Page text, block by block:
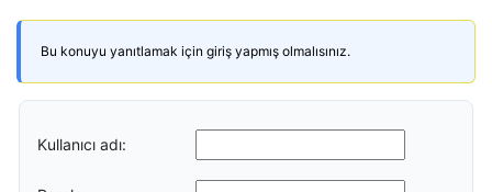
Bu konuyu yanıtlamak için giriş yapmış olmalısınız.
Kullanıcı adı: